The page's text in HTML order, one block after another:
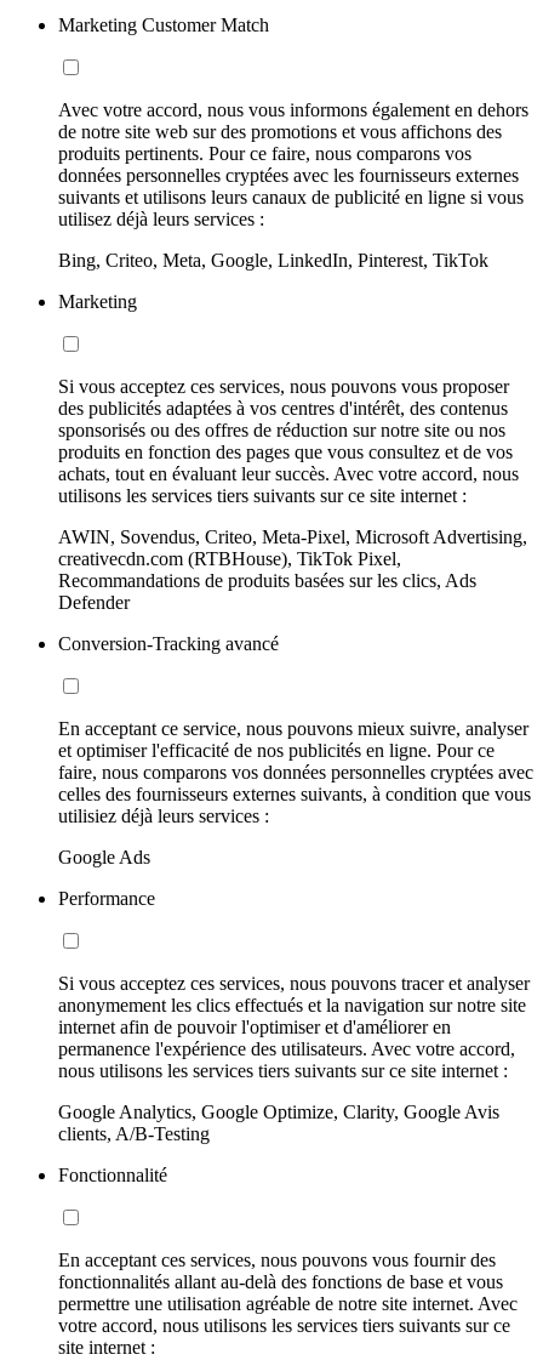
Marketing Customer Match
Avec votre accord, nous vous informons également en dehors
de notre site web sur des promotions et vous affichons des
produits pertinents. Pour ce faire, nous comparons vos
données personnelles cryptées avec les fournisseurs externes
suivants et utilisons leurs canaux de publicité en ligne si vous
utilisez déjà leurs services :
Bing, Criteo, Meta, Google, LinkedIn, Pinterest, TikTok
Marketing
Si vous acceptez ces services, nous pouvons vous proposer
des publicités adaptées à vos centres d'intérêt, des contenus
sponsorisés ou des offres de réduction sur notre site ou nos
produits en fonction des pages que vous consultez et de vos
achats, tout en évaluant leur succès. Avec votre accord, nous
utilisons les services tiers suivants sur ce site internet :
AWIN, Sovendus, Criteo, Meta-Pixel, Microsoft Advertising,
creativecdn.com (RTBHouse), TikTok Pixel,
Recommandations de produits basées sur les clics, Ads
Defender
Conversion-Tracking avancé
En acceptant ce service, nous pouvons mieux suivre, analyser
et optimiser l'efficacité de nos publicités en ligne. Pour ce
faire, nous comparons vos données personnelles cryptées avec
celles des fournisseurs externes suivants, à condition que vous
utilisiez déjà leurs services :
Google Ads
Performance
Si vous acceptez ces services, nous pouvons tracer et analyser
anonymement les clics effectués et la navigation sur notre site
internet afin de pouvoir l'optimiser et d'améliorer en
permanence l'expérience des utilisateurs. Avec votre accord,
nous utilisons les services tiers suivants sur ce site internet :
Google Analytics, Google Optimize, Clarity, Google Avis
clients, A/B-Testing
Fonctionnalité
En acceptant ces services, nous pouvons vous fournir des
fonctionnalités allant au-delà des fonctions de base et vous
permettre une utilisation agréable de notre site internet. Avec
votre accord, nous utilisons les services tiers suivants sur ce
site internet :